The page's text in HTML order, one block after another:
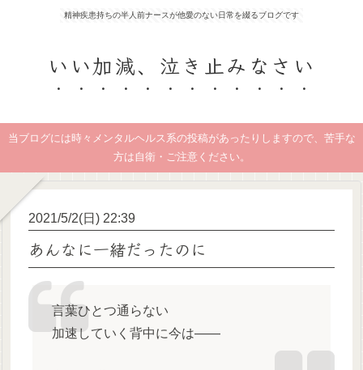
精神疾患持ちの半人前ナースが他愛のない日常を綴るブログです
いい加減、泣き止みなさい
当ブログには時々メンタルヘルス系の投稿があったりしますので、苦手な
方は自衛・ご注意ください。
2021/5/2(日) 22:39
あんなに一緒だったのに
言葉ひとつ通らない
加速していく背中に今は――